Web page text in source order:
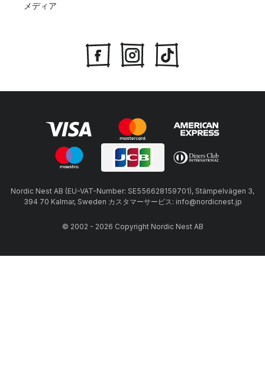
メディア
Nordic Nest AB (EU-VAT-Number: SE556628159701), Stämpelvägen 3,
394 70 Kalmar, Sweden カスタマーサービス: info@nordicnest.jp
© 2002 - 2026 Copyright Nordic Nest AB